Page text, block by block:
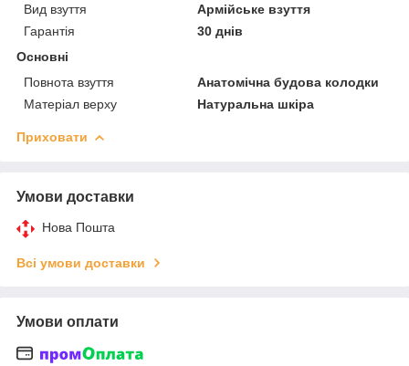
Вид взуття
Армійське взуття
Гарантія
30 днів
Основні
Повнота взуття
Анатомічна будова колодки
Матеріал верху
Натуральна шкіра
Приховати
Умови доставки
Нова Пошта
Всі умови доставки
Умови оплати